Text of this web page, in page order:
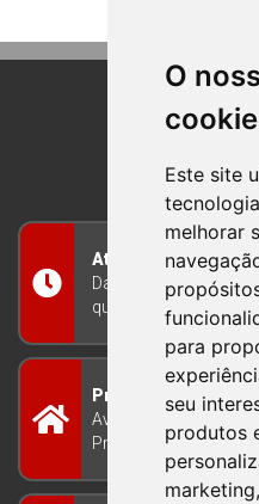
O
Este site
melhorar
para
seu
produtos
marketing,
BOM
RIO
Atendimento
Das 8h às 12h e das
quinta-feira, e nas
Prefeitura Municipal
Avenida Guilherme
Princípio/RS - Brasil